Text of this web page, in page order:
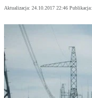
Aktualizacja: 24.10.2017 22:46 Publikacja: